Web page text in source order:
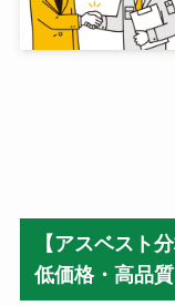
【アスベスト
低価格・高品